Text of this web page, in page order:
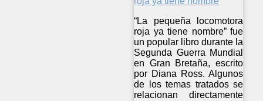
“La pequeña locomotora
roja ya tiene nombre” fue
un popular libro durante la
Segunda Guerra Mundial
en Gran Bretaña, escrito
por Diana Ross. Algunos
de los temas tratados se
relacionan directamente